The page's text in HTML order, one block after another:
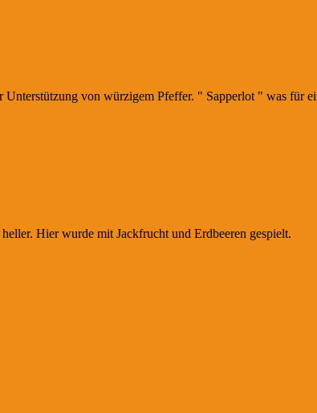
von würzigem Pfeffer. " Sapperlot " was für
Hier wurde mit Jackfrucht und Erdbeeren gespielt.